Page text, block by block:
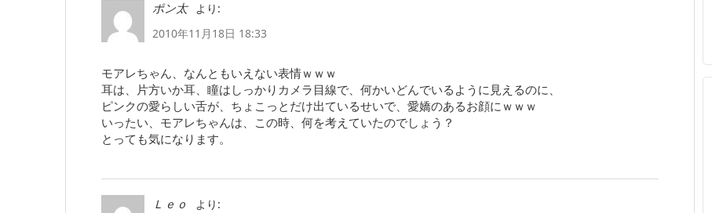
ポン太
より:
2010年11月18日 18:33
モアレちゃん、なんともいえない表情ｗｗｗ
耳は、片方いか耳、瞳はしっかりカメラ目線で、何かいどんでいるように見えるのに、
ピンクの愛らしい舌が、ちょこっとだけ出ているせいで、愛嬌のあるお顔にｗｗｗ
いったい、モアレちゃんは、この時、何を考えていたのでしょう？
とっても気になります。
Ｌｅｏ
より: